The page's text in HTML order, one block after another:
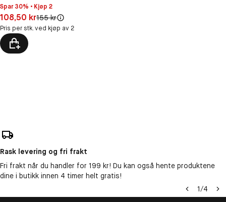
Spar 30% • Kjøp 2
Pris: 108,50 kr
108,50 krOriginal pris:
155 kr
Pris per stk. ved kjøp av 2
Rask levering og fri frakt
Fri frakt når du handler for 199 kr! Du kan også hente produktene
dine i butikk innen 4 timer helt gratis!
1/4